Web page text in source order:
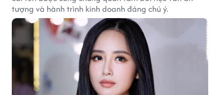
tượng và hành trình kinh doanh đáng chú ý.